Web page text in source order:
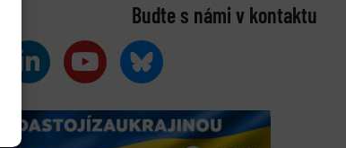
Buďte s námi v kontaktu